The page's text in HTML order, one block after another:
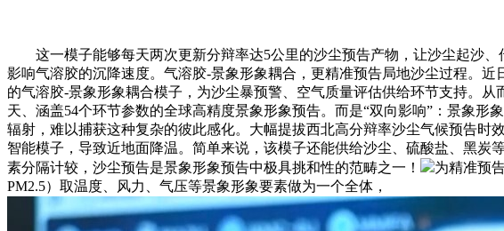
这一模子能够每天两次更新分辩率达5公里的沙尘预告产物，让沙尘起沙、
影响气溶胶的沉降速度。气溶胶-景象形象耦合，更精准预告局地沙尘过程。
的气溶胶-景象形象耦合模子，为沙尘暴预警、空气质量评估供给环节支持。
天、涵盖54个环节参数的全球高精度景象形象预告。而是“双向影响”：景象
辐射，难以捕获这种复杂的彼此感化。大幅提拔西北高分辩率沙尘气候预告
智能模子，导致近地面降温。简单来说，该模子还能供给沙尘、硫酸盐、黑
素分隔计较，沙尘预告是景象形象预告中极具挑和性的范畴之一！
为精准预
PM2.5）取温度、风力、气压等景象形象要素做为一个全体，